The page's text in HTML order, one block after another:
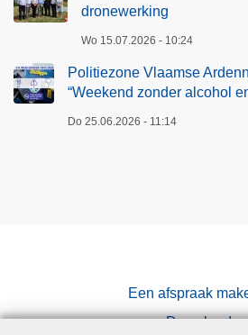
dronewerking
Wo 15.07.2026 - 10:24
Politiezone Vlaamse
“Weekend zonder alcohol
Do 25.06.2026 - 11:14
Een afspraak
Downloads